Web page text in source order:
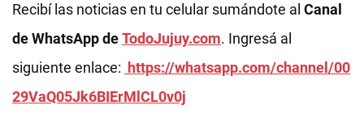
Recibí las noticias en tu celular sumándote al Canal
de WhatsApp deTodoJujuy.com. Ingresá al
siguiente enlace: https://whatsapp.com/channel/00
29VaQ05Jk6BIErMlCL0v0j